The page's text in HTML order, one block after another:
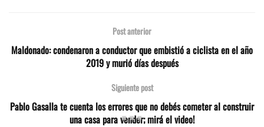
Post anterior
Maldonado: condenaron a conductor que embistió a ciclista en el año
2019 y murió días después
Siguiente post
Pablo Gasalla te cuenta los errores que no debés cometer al construir
una casa para vender; mirá el video!